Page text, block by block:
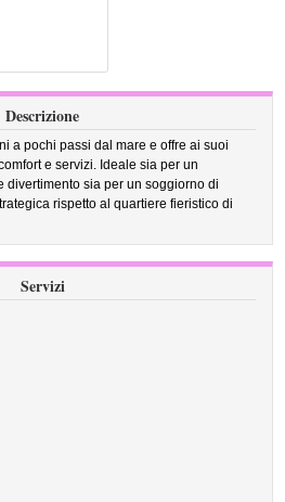
Descrizione
a pochi passi dal mare e offre ai suoi
e servizi. Ideale sia per un
divertimento sia per un soggiorno di
rispetto al quartiere fieristico di
Servizi